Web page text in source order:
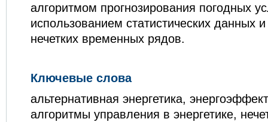
алгоритмом прогнозирования погодных
использованием статистических данных
нечетких временных рядов.
Ключевые слова
альтернативная энергетика,
алгоритмы управления в энергетике,